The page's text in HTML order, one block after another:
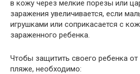
в кожу через мелкие порезы или
заражения увеличивается, если
игрушками или соприкасается с
зараженного ребенка.
Чтобы защитить своего ребенка
пляже, необходимо: